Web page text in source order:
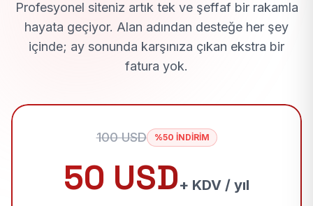
Profesyonel siteniz artık tek ve şeffaf bir rakamla
hayata geçiyor. Alan adından desteğe her şey
içinde; ay sonunda karşınıza çıkan ekstra bir
fatura yok.
100 USD %50 İNDİRİM
50 USD+ KDV / yıl